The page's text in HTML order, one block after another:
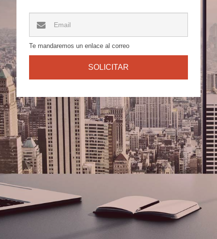
Te mandaremos un enlace al correo
SOLICITAR